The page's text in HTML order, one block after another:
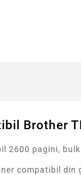
Brother
2600 pagini, bulk
compatibil